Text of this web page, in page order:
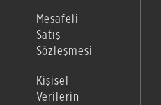
Mesafeli
Satış
Sözleşmesi
Kişisel
Verilerin